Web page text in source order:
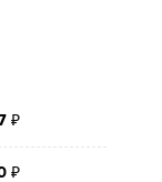
₽
₽